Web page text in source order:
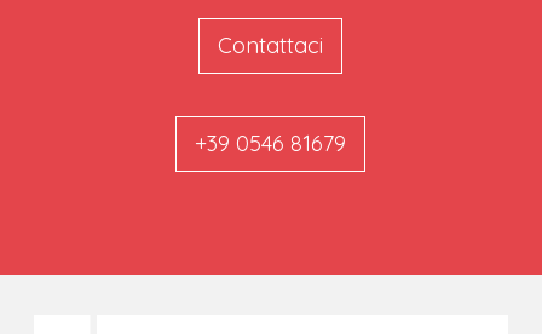
Contattaci
+39 0546 81679